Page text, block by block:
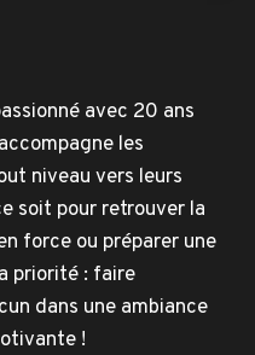
avec 20 ans
les
niveau vers leurs
soit pour retrouver la
force ou préparer une
priorité : faire
dans une ambiance
!